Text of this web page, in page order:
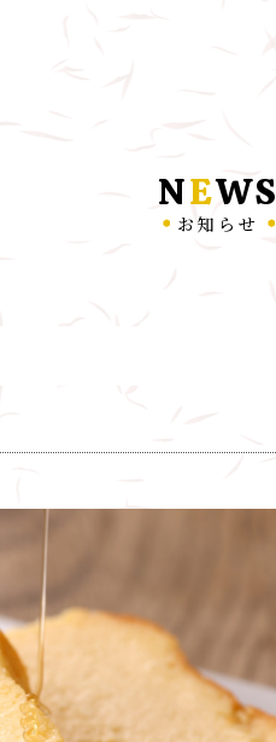
NEWS
お知らせ